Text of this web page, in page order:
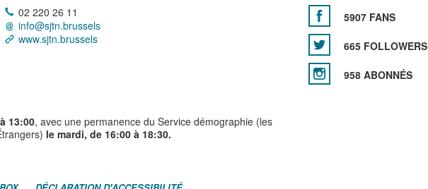
02 220 26 11
info@sjtn.brussels
www.sjtn.brussels
13:00, avec une permanence du Service démographie (les
le mardi, de 16:00 à 18:30.
5907 FANS
665 FOLLOWERS
958 ABONNÉS